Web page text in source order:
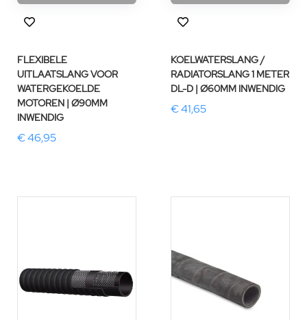
FLEXIBELE
UITLAATSLANG VOOR
WATERGEKOELDE
MOTOREN | Ø90MM
INWENDIG
€ 46,95
KOELWATERSLANG /
RADIATORSLANG 1 METER
DL-D | Ø60MM INWENDIG
€ 41,65